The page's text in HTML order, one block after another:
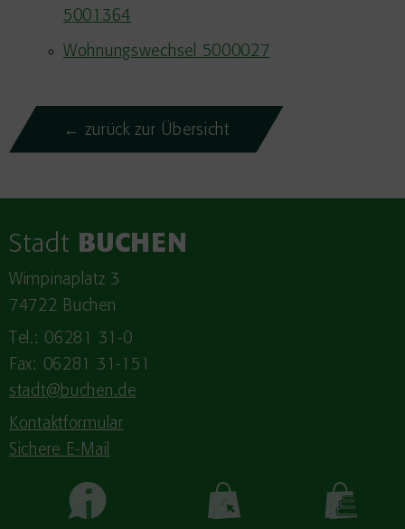
5001364
Wohnungswechsel 5000027
← zurück zur Übersicht
Stadt BUCHEN
Wimpinaplatz 3
74722 Buchen
Tel.: 06281 31-0
Fax: 06281 31-151
stadt@buchen.de
Kontaktformular
Sichere E-Mail